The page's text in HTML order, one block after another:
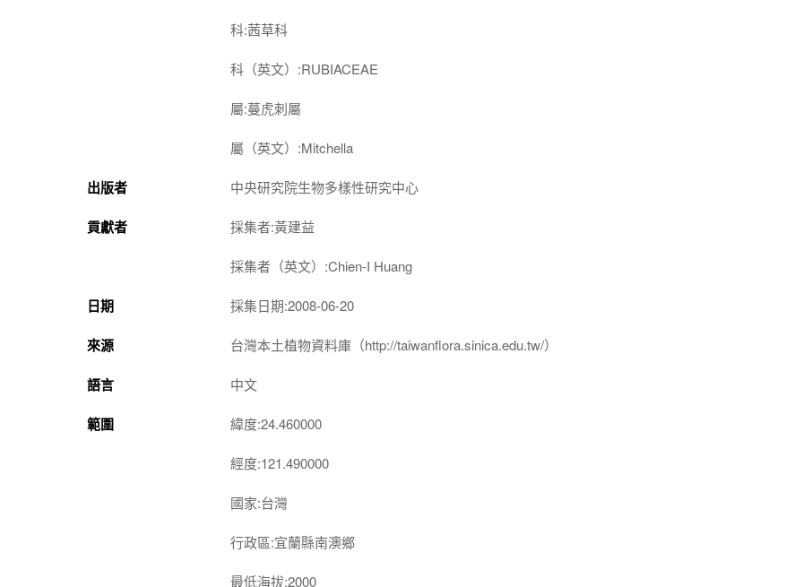
科:茜草科
科（英文）:RUBIACEAE
屬:蔓虎刺屬
屬（英文）:Mitchella
出版者 中央研究院生物多樣性研究中心
貢獻者 採集者:黃建益
採集者（英文）:Chien-I Huang
日期 採集日期:2008-06-20
來源 台灣本土植物資料庫（http://taiwanflora.sinica.edu.tw/）
語言 中文
範圍 緯度:24.460000
經度:121.490000
國家:台灣
行政區:宜蘭縣南澳鄉
最低海拔:2000